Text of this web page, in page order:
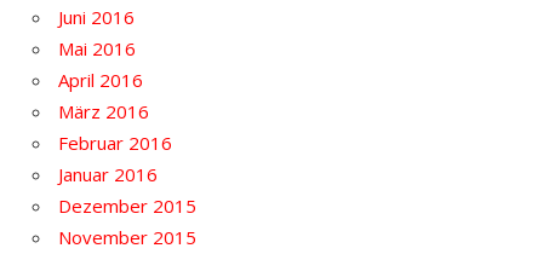
Juni 2016
Mai 2016
April 2016
März 2016
Februar 2016
Januar 2016
Dezember 2015
November 2015